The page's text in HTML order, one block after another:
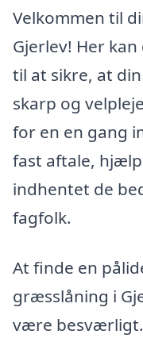
Velkommen til
Gjerlev! Her
til at sikre, at
skarp og
for en en gang
fast aftale,
indhentet de
fagfolk.
At finde en
græsslåning i
være